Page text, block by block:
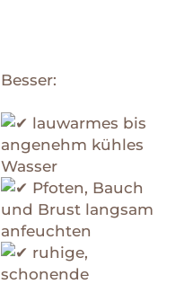
Besser:
lauwarmes bis
angenehm kühles
Wasser
Pfoten, Bauch
und Brust langsam
anfeuchten
ruhige,
schonende